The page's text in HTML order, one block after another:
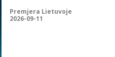
Premjera Lietuvoje
2026-09-11